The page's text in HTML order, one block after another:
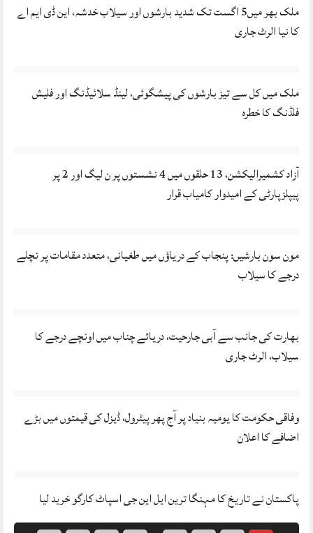
ملک بھر میں5 اگست تک شدید بارشوں اور سیلاب خدشہ، این ڈی ایم اے
کا نیا الرٹ جاری
ملک میں کل سے تیز بارشوں کی پیشگوئی، لینڈ سلائیڈنگ اور فلیش
فلڈنگ کا خطرہ
آزاد کشمیرالیکشن، 13 حلقوں میں 4 نشستوں پر ن لیگ اور 2 پر
پیپلزپارٹی کے امیدوار کامیاب قرار
مون سون بارشیں: پنجاب کے دریاؤں میں طغیانی، متعدد مقامات پر نچلے
درجے کا سیلاب
بھارت کی جانب سے آبی جارحیت، دریائے چناب میں اونچے درجے کا
سیلاب، الرٹ جاری
وفاقی حکومت کا یومیہ بنیاد پر آج پھر پیٹرول، ڈیزل کی قیمتوں میں بڑے
اضافے کا اعلان
پاکستان نے تاریخ کا مہنگا ترین ایل این جی اسپاٹ کارگو خرید لیا